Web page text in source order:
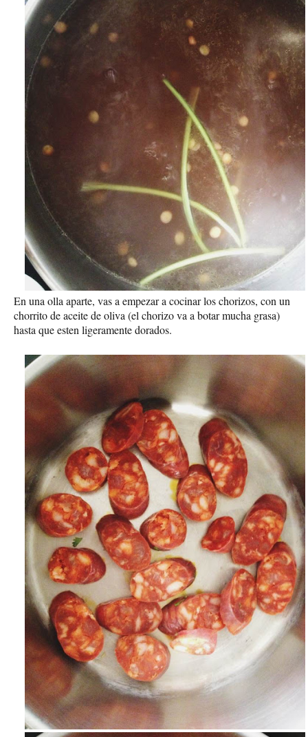
En una olla aparte, vas a empezar a cocinar los chorizos, con un
chorrito de aceite de oliva (el chorizo va a botar mucha grasa)
hasta que esten ligeramente dorados.